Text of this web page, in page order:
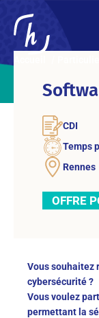
CDI
Temps
Rennes
OFFRE
Vous souhaitez
cybersécurité ?
Vous voulez
permettant la